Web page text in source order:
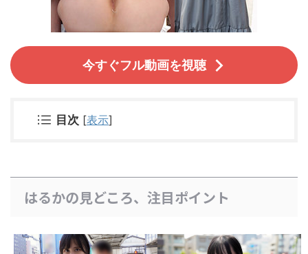
今すぐフル動画を視聴
目次 [表示]
はるかの見どころ、注目ポイント